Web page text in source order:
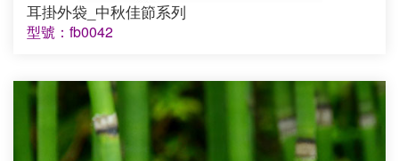
耳掛外袋_中秋佳節系列
型號：fb0042